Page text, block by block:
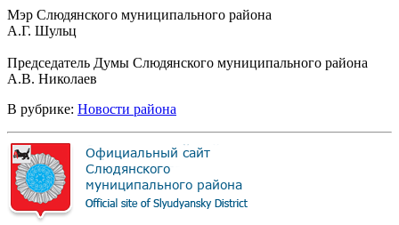
Мэр Слюдянского муниципального района
А.Г. Шульц
Председатель Думы Слюдянского муниципального района
А.В. Николаев
В рубрике: Новости района